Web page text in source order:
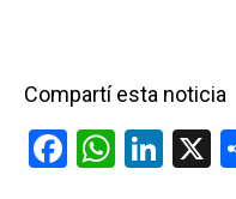
Compartí esta noticia
F
W Li
X